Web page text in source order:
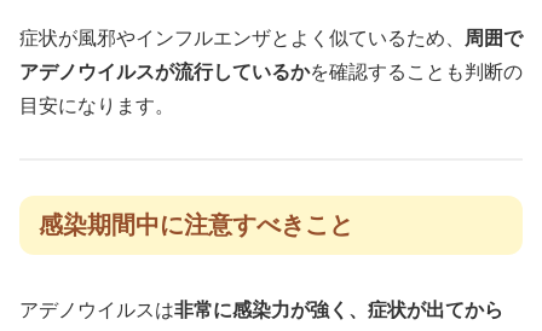
症状が風邪やインフルエンザとよく似ているため、
周囲で
アデノウイルスが流行しているかを確認することも判断の
目安になります。
感染期間中に注意すべきこと
アデノウイルスは非常に感染力が強く、症状が出てから